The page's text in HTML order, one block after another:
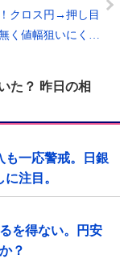
クロス円→押し目
く値幅狙いにく…
た？ 昨日の相
も一応警戒。日銀
注目。
を得ない。円安
？